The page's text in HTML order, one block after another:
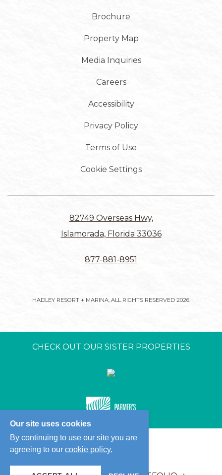
Brochure
Property Map
Media Inquiries
Careers
Accessibility
Privacy Policy
Terms of Use
Cookie Settings
82749 Overseas Hwy,
Islamorada, Florida 33036
877-881-8951
HADLEY RESORT + MARINA, ALL RIGHTS RESERVED 2026.
Our site uses cookies
By continuing to use our site you are
agreeing to our cookie policy.
CHECK OUT OUR SISTER PROPERTIES